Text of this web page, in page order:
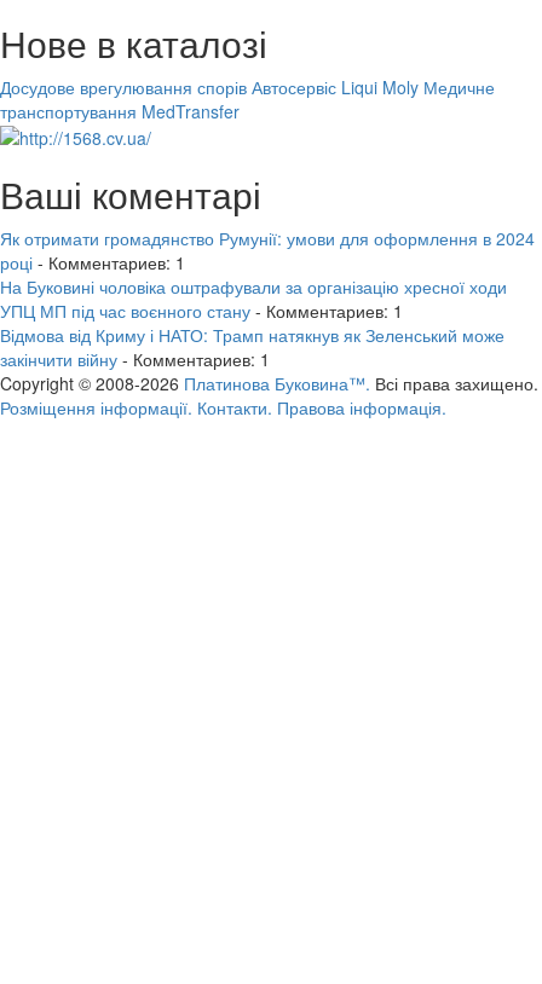
Нове в каталозі
Досудове врегулювання спорів Автосервіс Liqui Moly Медичне
транспортування MedTransfer
Ваші коментарі
Як отримати громадянство Румунії: умови для оформлення в 2024
році - Комментариев: 1
На Буковині чоловіка оштрафували за організацію хресної ходи
УПЦ МП під час воєнного стану - Комментариев: 1
Відмова від Криму і НАТО: Трамп натякнув як Зеленський може
закінчити війну - Комментариев: 1
Copyright © 2008-2026 Платинова Буковина™. Всі права захищено.
Розміщення інформації. Контакти. Правова інформація.